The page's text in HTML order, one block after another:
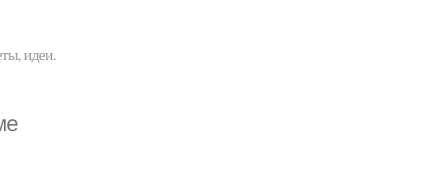
идеи.